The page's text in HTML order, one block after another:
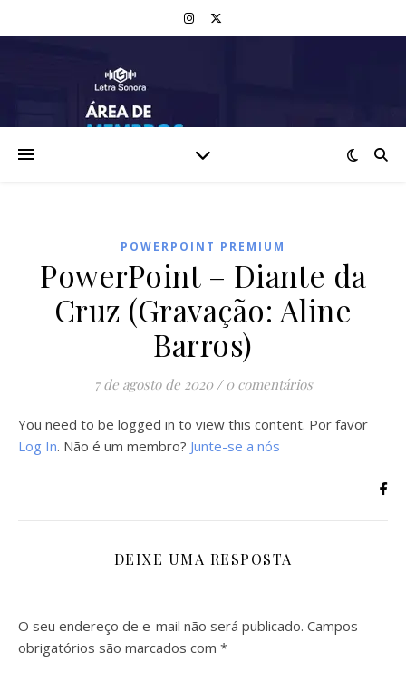
POWERPOINT PREMIUM
PowerPoint – Diante da
Cruz (Gravação: Aline
Barros)
7 de agosto de 2020 / 0 comentários
You need to be logged in to view this content. Por favor
Log In. Não é um membro? Junte-se a nós
DEIXE UMA RESPOSTA
O seu endereço de e-mail não será publicado. Campos
obrigatórios são marcados com *